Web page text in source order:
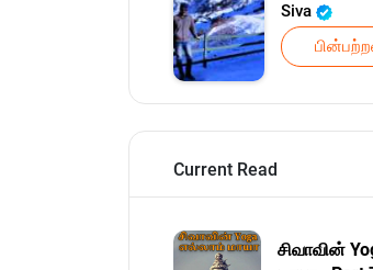
Siva
Current Read
சிவாவின்